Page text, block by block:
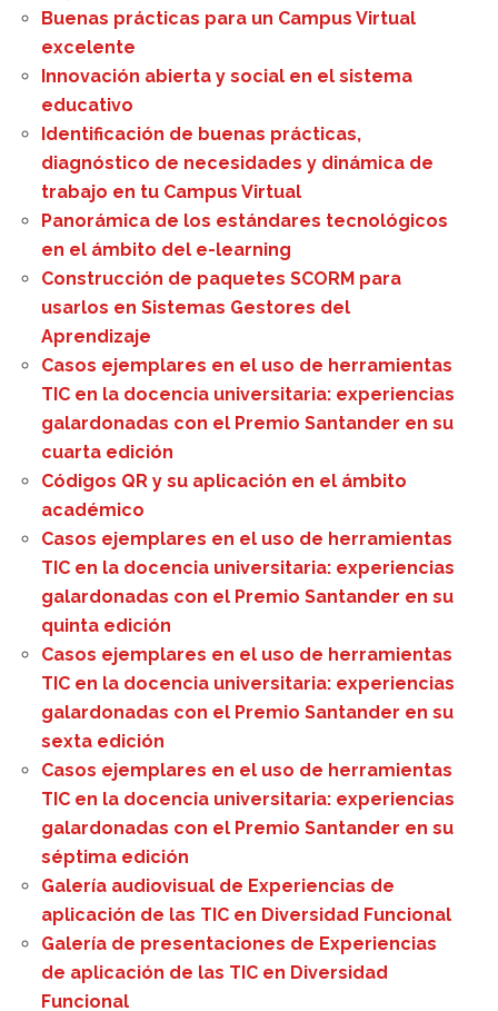
Buenas prácticas para un Campus Virtual
excelente
Innovación abierta y social en el sistema
educativo
Identificación de buenas prácticas,
diagnóstico de necesidades y dinámica de
trabajo en tu Campus Virtual
Panorámica de los estándares tecnológicos
en el ámbito del e-learning
Construcción de paquetes SCORM para
usarlos en Sistemas Gestores del
Aprendizaje
Casos ejemplares en el uso de herramientas
TIC en la docencia universitaria: experiencias
galardonadas con el Premio Santander en su
cuarta edición
Códigos QR y su aplicación en el ámbito
académico
Casos ejemplares en el uso de herramientas
TIC en la docencia universitaria: experiencias
galardonadas con el Premio Santander en su
quinta edición
Casos ejemplares en el uso de herramientas
TIC en la docencia universitaria: experiencias
galardonadas con el Premio Santander en su
sexta edición
Casos ejemplares en el uso de herramientas
TIC en la docencia universitaria: experiencias
galardonadas con el Premio Santander en su
séptima edición
Galería audiovisual de Experiencias de
aplicación de las TIC en Diversidad Funcional
Galería de presentaciones de Experiencias
de aplicación de las TIC en Diversidad
Funcional